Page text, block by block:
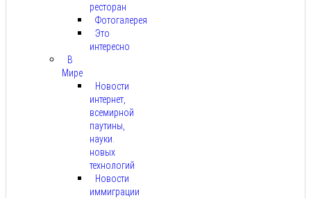
ресторан
Фотогалерея
Это
интересно
В
Мире
Новости
интернет,
всемирной
паутины,
науки.
новых
технологий
Новости
иммиграции